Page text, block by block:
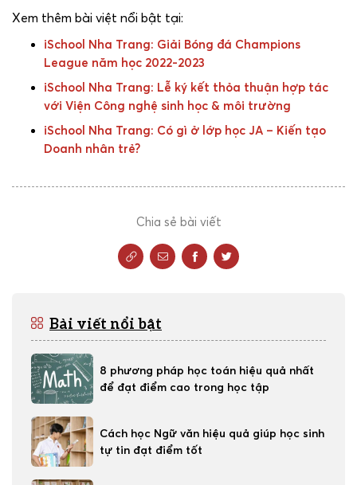
Xem thêm bài việt nổi bật tại:
iSchool Nha Trang: Giải Bóng đá Champions
League năm học 2022-2023
iSchool Nha Trang: Lễ ký kết thỏa thuận hợp tác
với Viện Công nghệ sinh học & môi trường
iSchool Nha Trang: Có gì ở lớp học JA – Kiến tạo
Doanh nhân trẻ?
Chia sẻ bài viết
Bài viết nổi bật
8 phương pháp học toán hiệu quả nhất
để đạt điểm cao trong học tập
Cách học Ngữ văn hiệu quả giúp học sinh
tự tin đạt điểm tốt